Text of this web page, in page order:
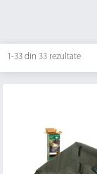
1-33 din 33 rezultate